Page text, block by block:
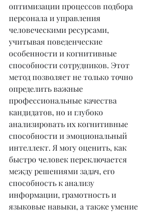
оптимизации процессов подбора
персонала и управления
человеческими ресурсами,
учитывая поведенческие
особенности и когнитивные
способности сотрудников. Этот
метод позволяет не только точно
определить важные
профессиональные качества
кандидатов, но и глубоко
анализировать их когнитивные
способности и эмоциональный
интеллект. Я могу оценить, как
быстро человек переключается
между решениями задач, его
способность к анализу
информации, грамотность и
языковые навыки, а также умение